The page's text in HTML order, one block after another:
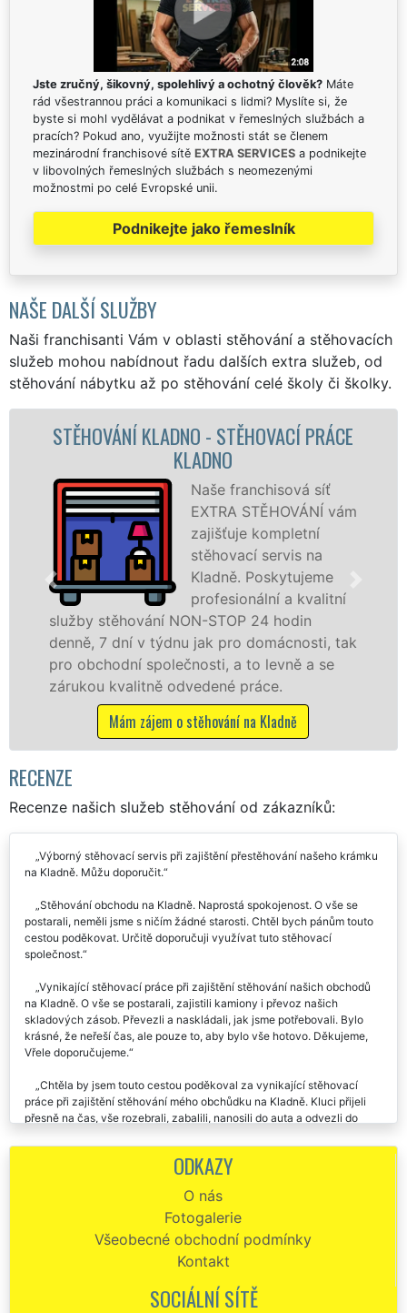
Jste zručný, šikovný, spolehlivý a ochotný člověk? Máte
rád všestrannou práci a komunikaci s lidmi? Myslíte si, že
byste si mohl vydělávat a podnikat v řemeslných službách a
pracích? Pokud ano, využijte možnosti stát se členem
mezinárodní franchisové sítě EXTRA SERVICES a podnikejte
v libovolných řemeslných službách s neomezenými
možnostmi po celé Evropské unii.
Podnikejte jako řemeslník
NAŠE DALŠÍ SLUŽBY
Naši franchisanti Vám v oblasti stěhování a stěhovacích
služeb mohou nabídnout řadu dalších extra služeb, od
stěhování nábytku až po stěhování celé školy či školky.
STĚHOVACÍ SLUŽBA KLADNO -
STĚHOVACÍ FIRMA KLADNO
Poskytujeme
stěhovací služby na
Kladně na špičkové
úrovni se speciální
stěhovací
technikou. Tyto
služby zajišťujeme domácnostem i firmám v
celém okresu Kladno se zárukou kvality
franchisové sítě EXTRA STĚHOVÁNÍ.
Nabízíme stěhovací služby NON-STOP
včetně víkendů a svátků bez příplatků.
Mám zájem o stěhovací služby na Kladně
RECENZE
Recenze našich služeb stěhování od zákazníků:
Výborný stěhovací servis při zajištění přestěhování našeho krámku
Stěhování obchodu na Kladně. Naprostá spokojenost. O vše se
postarali, neměli jsme s ničím žádné starosti. Chtěl bych pánům touto
cestou poděkovat. Určitě doporučuji využívat tuto stěhovací
Vynikající stěhovací práce při zajištění stěhování našich obchodů
na Kladně. O vše se postarali, zajistili kamiony i převoz našich
skladových zásob. Převezli a naskládali, jak jsme potřebovali. Bylo
krásné, že neřeší čas, ale pouze to, aby bylo vše hotovo. Děkujeme,
Chtěla by jsem touto cestou poděkoval za vynikající stěhovací
práce při zajištění stěhování mého obchůdku na Kladně. Kluci přijeli
mého nového obchodu. Stěhování proběhlo v naprostém pořádku.
Ještě jednou děkuji, určitě vás budu doporučovat.
Stěhování prodejny potravin na Kladně. Super cena, super výkon.
Stěhování dvou prodejen na Kladně. Dokonalé, rychlé, precizní.
Naprosto o vše se postarali. Není co vytknout. Doporučuji.
Přesto že jste potřebovali zajistit stěhování našeho krámu na
ODKAZY
O nás
Fotogalerie
Všeobecné obchodní podmínky
Kontakt